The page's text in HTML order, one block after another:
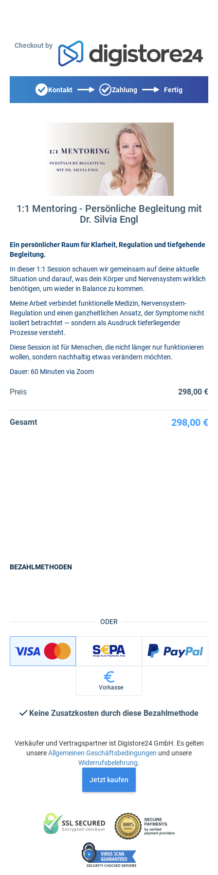
Checkout by
Kontakt Zahlung Fertig
1:1 Mentoring - Persönliche Begleitung mit
Dr. Silvia Engl
Ein persönlicher Raum für Klarheit, Regulation und tiefgehende
Begleitung.
In dieser 1:1 Session schauen wir gemeinsam auf deine aktuelle
Situation und darauf, was dein Körper und Nervensystem wirklich
benötigen, um wieder in Balance zu kommen.
Meine Arbeit verbindet funktionelle Medizin, Nervensystem-
Regulation und einen ganzheitlichen Ansatz, der Symptome nicht
isoliert betrachtet — sondern als Ausdruck tieferliegender
Prozesse versteht.
Diese Session ist für Menschen, die nicht länger nur funktionieren
wollen, sondern nachhaltig etwas verändern möchten.
Dauer: 60 Minuten via Zoom
Preis 298,00 €
Gesamt 298,00 €
ODER
BEZAHLMETHODEN
Vorkasse
Keine Zusatzkosten durch diese Bezahlmethode
Verkäufer und Vertragspartner ist Digistore24 GmbH. Es gelten
unsereAllgemeinen Geschäftsbedingungen und unsere
Widerrufsbelehrung.
Jetzt kaufen